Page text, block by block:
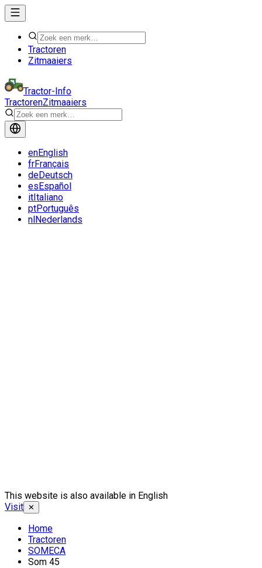
Tractoren
Zitmaaiers
Tractor-Info
TractorenZitmaaiers
enEnglish
frFrançais
deDeutsch
esEspañol
itItaliano
ptPortuguês
nlNederlands
This website is also available in English
Visit ✕
Home
Tractoren
SOMECA
Som 45